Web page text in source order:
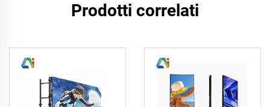
Prodotti correlati